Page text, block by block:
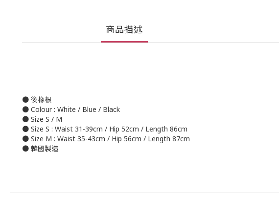
商品描述
● 後橡根
● Colour : White / Blue / Black
● Size S / M
● Size S : Waist 31-39cm / Hip 52cm / Length 86cm
● Size M : Waist 35-43cm / Hip 56cm / Length 87cm
● 韓國製造